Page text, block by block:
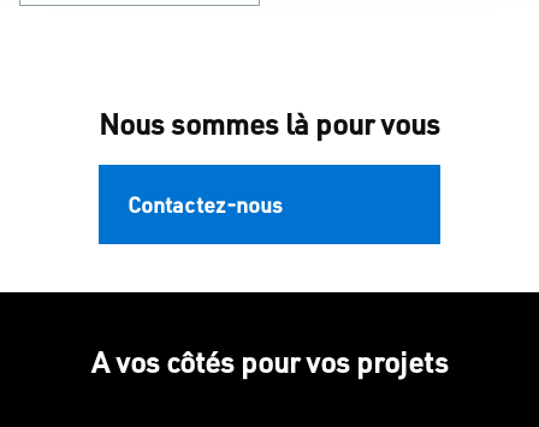
Nous sommes là pour vous
Contactez-nous
A vos côtés pour vos projets